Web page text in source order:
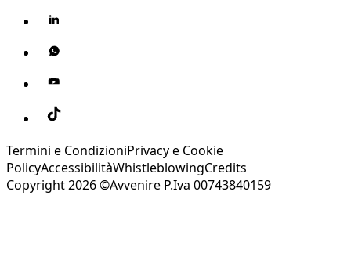
Termini e CondizioniPrivacy e Cookie
PolicyAccessibilitàWhistleblowingCredits
Copyright 2026 ©Avvenire P.Iva 00743840159